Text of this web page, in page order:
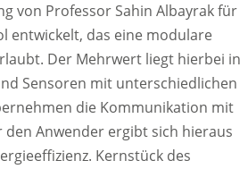
von Professor Sahin Albayrak für
entwickelt, das eine modulare
Der Mehrwert liegt hierbei in
Sensoren mit unterschiedlichen
die Kommunikation mit
Anwender ergibt sich hieraus
Kernstück des